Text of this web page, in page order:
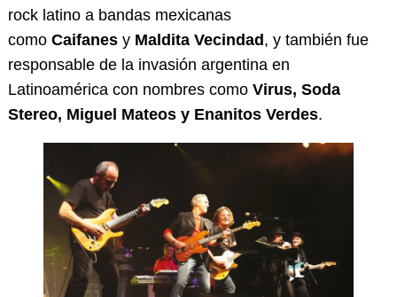
rock latino a bandas mexicanas
como Caifanes y Maldita Vecindad, y también fue
responsable de la invasión argentina en
Latinoamérica con nombres como Virus, Soda
Stereo, Miguel Mateos y Enanitos Verdes.